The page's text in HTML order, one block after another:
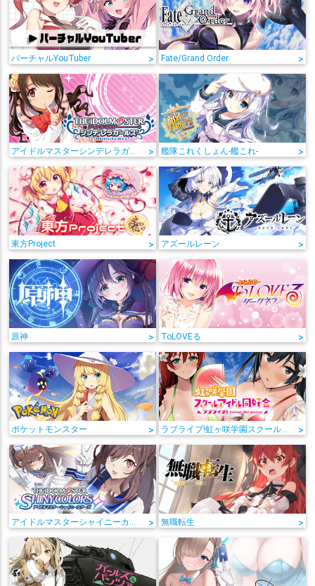
バーチャルYouTuber > Fate/Grand Order >
アイドルマスターシンデレラガールズ > 艦隊これくしょん-艦これ- >
東方Project > アズールレーン >
原神 > ToLOVEる >
ポケットモンスター > >
> 無職転生 >